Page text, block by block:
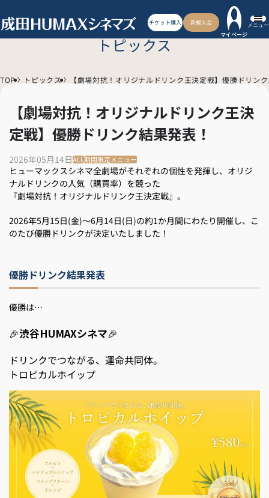
チケット購入
新規入会
マイページ
メニュー
トピックス
TOP トピックス 【劇場対抗！オリジナルドリンク王決定戦】優勝ドリン
【劇場対抗！オリジナルドリンク王決
定戦】優勝ドリンク結果発表！
2026年05月14日ALL期間限定メニュー
ヒューマックスシネマ全劇場がそれぞれの個性を発揮し、オリジ
ナルドリンクの人気（購買率）を競った
『劇場対抗！オリジナルドリンク王決定戦』。
2026年5月15日(金)～6月14日(日)の約1か月間にわたり開催し、こ
のたび優勝ドリンクが決定いたしました！
優勝ドリンク結果発表
優勝は…
🎉渋谷HUMAXシネマ🎉
ドリンクでつながる、運命共同体。
トロピカルホイップ